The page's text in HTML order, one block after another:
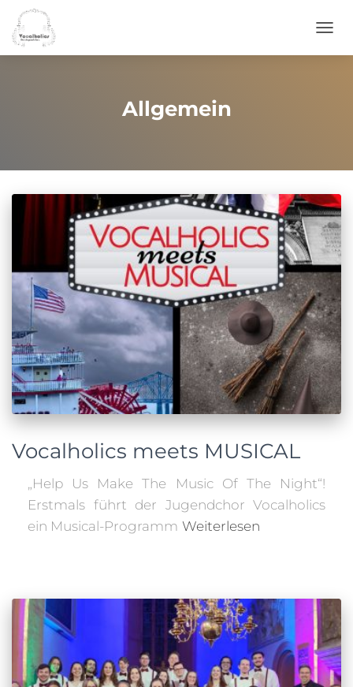
Allgemein
Vocalholics meets MUSICAL
„Help Us Make The Music Of The Night“!
Erstmals führt der Jugendchor Vocalholics
ein Musical-Programm Weiterlesen